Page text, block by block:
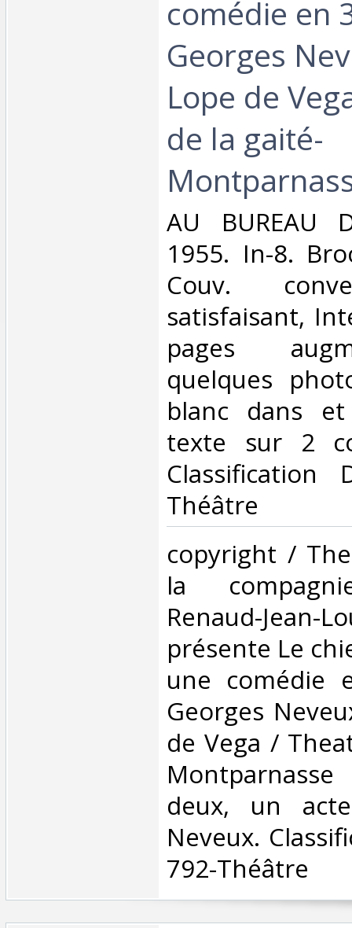
comédie en
Georges
Lope de
de la gaité-
‎AU BUREAU
1955. In-8.
Couv.
satisfaisant,
pages
quelques
blanc dans
texte sur 2
Classification
Théâtre‎
‎copyright /
la
Renaud-
présente Le
une comédie
Georges
de Vega /
deux, un
Neveux.
792-Théâtre‎